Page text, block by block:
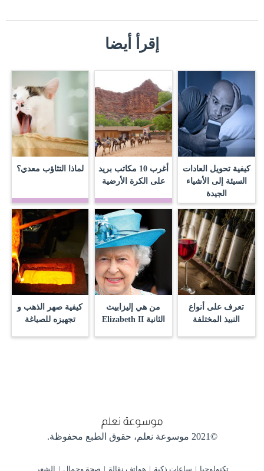
إقرأ أيضا
كيفية تحويل العادات
السيئة إلى الأشياء
الجيدة
أغرب 10 مكاتب بريد
على الكرة الأرضية
لماذا التثاؤب معدي؟
تعرف على أنواع
النبيذ المختلفة
من هي إليزابيث
الثانية Elizabeth II
كيفية صهر الذهب و
تجهيزه للصياغة
©2021 موسوعة نعلم، حقوق الطبع محفوظة.
تكنولوجيا ساعات ذكية هواتف نقالة صحة وجمال الشعر